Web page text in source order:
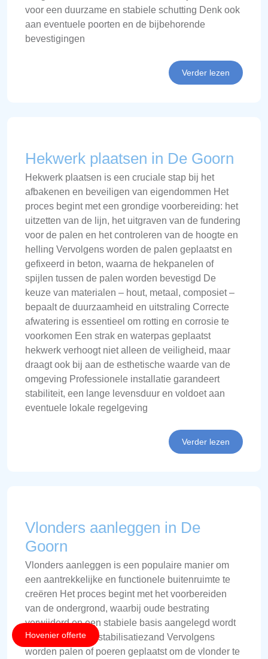
voor een duurzame en stabiele schutting Denk ook
aan eventuele poorten en de bijbehorende
bevestigingen
Verder lezen
Hekwerk plaatsen in De Goorn
Hekwerk plaatsen is een cruciale stap bij het
afbakenen en beveiligen van eigendommen Het
proces begint met een grondige voorbereiding: het
uitzetten van de lijn, het uitgraven van de fundering
voor de palen en het controleren van de hoogte en
helling Vervolgens worden de palen geplaatst en
gefixeerd in beton, waarna de hekpanelen of
spijlen tussen de palen worden bevestigd De
keuze van materialen – hout, metaal, composiet –
bepaalt de duurzaamheid en uitstraling Correcte
afwatering is essentieel om rotting en corrosie te
voorkomen Een strak en waterpas geplaatst
hekwerk verhoogt niet alleen de veiligheid, maar
draagt ook bij aan de esthetische waarde van de
omgeving Professionele installatie garandeert
stabiliteit, een lange levensduur en voldoet aan
eventuele lokale regelgeving
Verder lezen
Vlonders aanleggen in De
Goorn
Vlonders aanleggen is een populaire manier om
een aantrekkelijke en functionele buitenruimte te
creëren Het proces begint met het voorbereiden
van de ondergrond, waarbij oude bestrating
verwijderd en een stabiele basis aangelegd wordt
van bijvoorbeeld stabilisatiezand Vervolgens
worden palen of poeren geplaatst om de vlonder te
Hovenier offerte